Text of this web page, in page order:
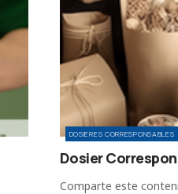
DOSIERES CORRESPONSABLES
Dosier
Comparte este